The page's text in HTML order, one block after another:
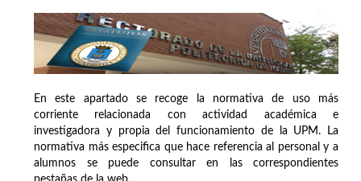
En este apartado se recoge la normativa de uso más
corriente relacionada con actividad académica e
investigadora y propia del funcionamiento de la UPM. La
normativa más especifica que hace referencia al personal y a
alumnos se puede consultar en las correspondientes